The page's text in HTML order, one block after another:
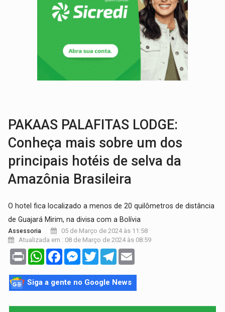
SOB SUSPEITA:Entrega de 286 máquinas em Rondônia coincide com
Reter até 50% no distrato imobiliário é legal, mas não pode
DO HOSPITAL AO CAMPO:Veja as mais de 200 ações de Marcos
EXPANSÃO: Grupo Nova Era amplia presença em PVH e transforma Aramix
PAKAAS PALAFITAS LODGE:
Conheça mais sobre um dos
principais hotéis de selva da
Amazônia Brasileira
O hotel fica localizado a menos de 20 quilômetros de distância
de Guajará Mirim, na divisa com a Bolívia
Assessoria
05 de Março de 2024 às 11:58
Atualizada em : 08 de Março de 2024 às 08:59
Print WhatsAppFacebookMessenger
TwitterTelegram
Siga a gente no Google News